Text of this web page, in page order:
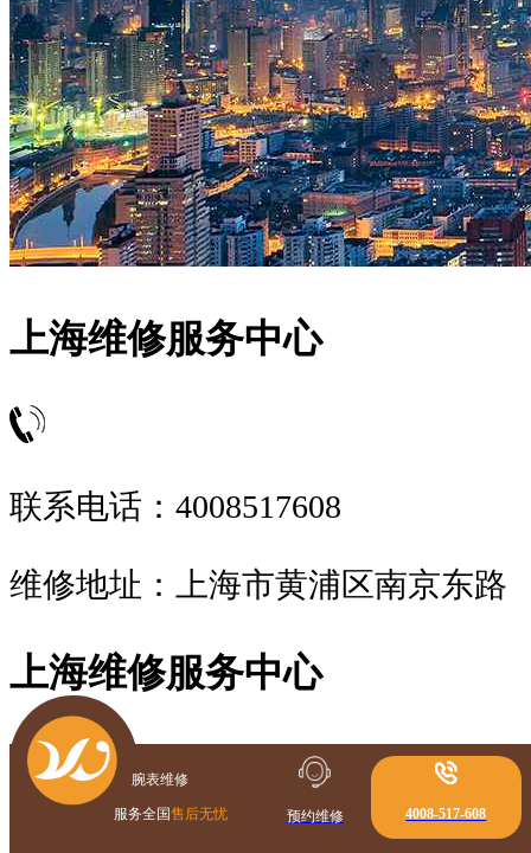
上海维修服务中心
联系电话：4008517608
维修地址：上海市黄浦区南京东路
上海维修服务中心
腕表维修
服务全国售后无忧 预约维修 4008-517-608